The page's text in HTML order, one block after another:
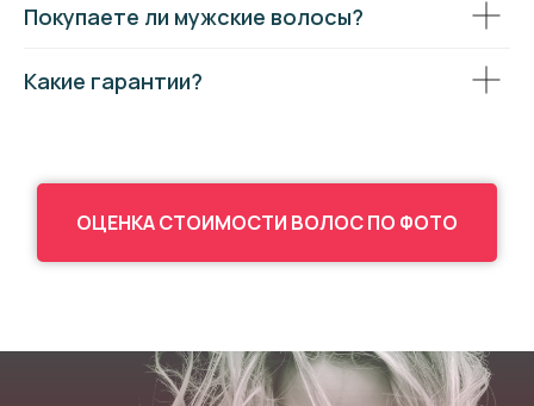
Покупаете ли мужские волосы?
Какие гарантии?
ОЦЕНКА СТОИМОСТИ ВОЛОС ПО ФОТО